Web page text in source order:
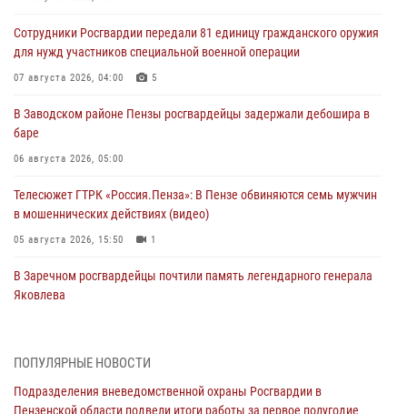
Сотрудники Росгвардии передали 81 единицу гражданского оружия
для нужд участников специальной военной операции
07 августа 2026, 04:00 5
В Заводском районе Пензы росгвардейцы задержали дебошира в
баре
06 августа 2026, 05:00
Телесюжет ГТРК «Россия.Пенза»: В Пензе обвиняются семь мужчин
в мошеннических действиях (видео)
05 августа 2026, 15:50 1
В Заречном росгвардейцы почтили память легендарного генерала
Яковлева
Сотрудники пензенского ОМОН «Страж» познакомили участников
05 августа 2026, 06:15
ПОПУЛЯРНЫЕ НОВОСТИ
Подразделения вневедомственной охраны Росгвардии в
Пензенской области подвели итоги работы за первое полугодие